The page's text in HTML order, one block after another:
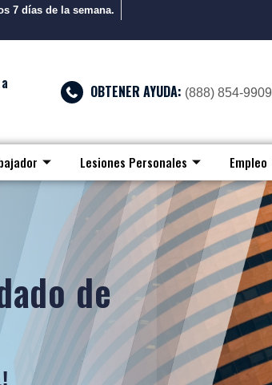
7 días de la semana.
OBTENER AYUDA: (888) 854-9909
Lesiones Personales Empleo
de